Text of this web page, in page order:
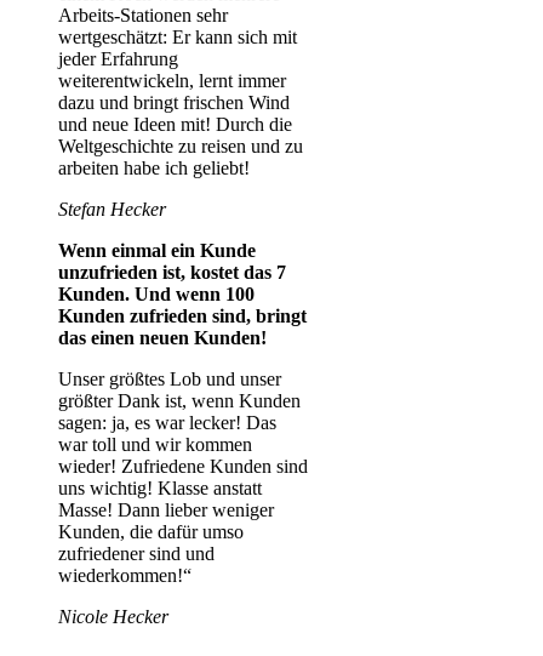
Arbeits-Stationen sehr
wertgeschätzt: Er kann sich mit
jeder Erfahrung
weiterentwickeln, lernt immer
dazu und bringt frischen Wind
und neue Ideen mit! Durch die
Weltgeschichte zu reisen und zu
arbeiten habe ich geliebt!
Stefan Hecker
Wenn einmal ein Kunde
unzufrieden ist, kostet das 7
Kunden. Und wenn 100
Kunden zufrieden sind, bringt
das einen neuen Kunden!
Unser größtes Lob und unser
größter Dank ist, wenn Kunden
sagen: ja, es war lecker! Das
war toll und wir kommen
wieder! Zufriedene Kunden sind
uns wichtig! Klasse anstatt
Masse! Dann lieber weniger
Kunden, die dafür umso
zufriedener sind und
wiederkommen!“
Nicole Hecker